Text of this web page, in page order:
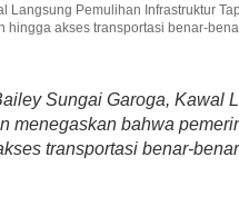
Pemulihan Infrastruktur
akses transportasi benar-
Sungai Garoga, Kawal
menegaskan bahwa
transportasi benar-